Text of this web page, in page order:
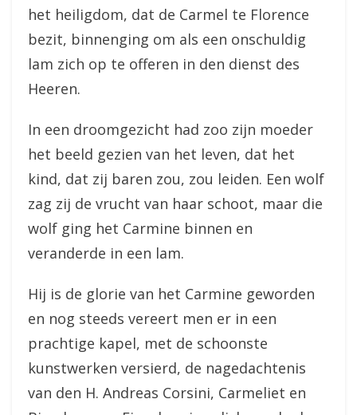
het heiligdom, dat de Carmel te Florence
bezit, binnenging om als een onschuldig
lam zich op te offeren in den dienst des
Heeren.
In een droomgezicht had zoo zijn moeder
het beeld gezien van het leven, dat het
kind, dat zij baren zou, zou leiden. Een wolf
zag zij de vrucht van haar schoot, maar die
wolf ging het Carmine binnen en
veranderde in een lam.
Hij is de glorie van het Carmine geworden
en nog steeds vereert men er in een
prachtige kapel, met de schoonste
kunstwerken versierd, de nagedachtenis
van den H. Andreas Corsini, Carmeliet en